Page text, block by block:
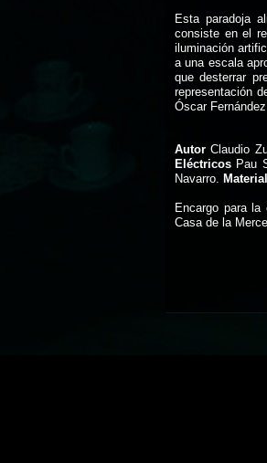
Esta paradoja
consiste en el
iluminación
a una escala
que desterrar
representación
Óscar
Autor Claudio
Eléctricos Pau
Navarro.
Encargo para la
Casa de la